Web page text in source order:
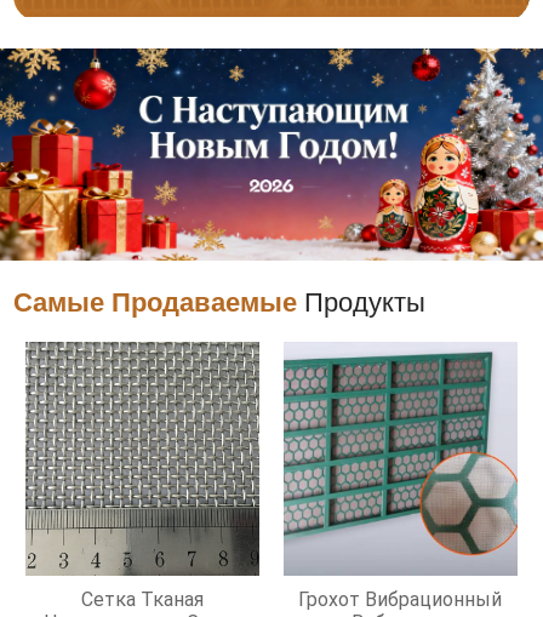
Самые Продаваемые Продукты
Сетка Тканая
Грохот Вибрационный